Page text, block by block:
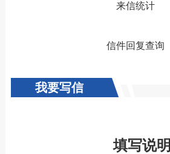
来信统计
信件回复查询
我要写信
填写说明